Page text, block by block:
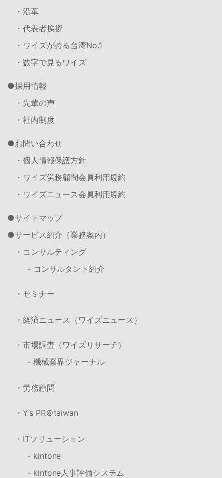
・沿革
・代表者挨拶
・ワイズが誇る台湾No.1
・数字で見るワイズ
採用情報
・先輩の声
・社内制度
お問い合わせ
・個人情報保護方針
・ワイズ労務顧問会員利用規約
・ワイズニュース会員利用規約
サイトマップ
サービス紹介（業務案内）
・コンサルティング
- コンサルタント紹介
・セミナー
・経済ニュース（ワイズニュース）
・市場調査（ワイズリサーチ）
- 機械業界ジャーナル
・労務顧問
・Y’s PR＠taiwan
・ITソリューション
- kintone
- kintone人事評価システム